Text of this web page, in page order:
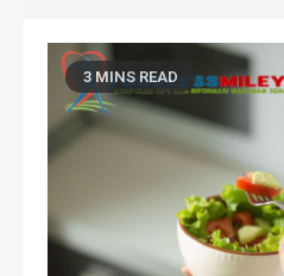
3 MINS READ